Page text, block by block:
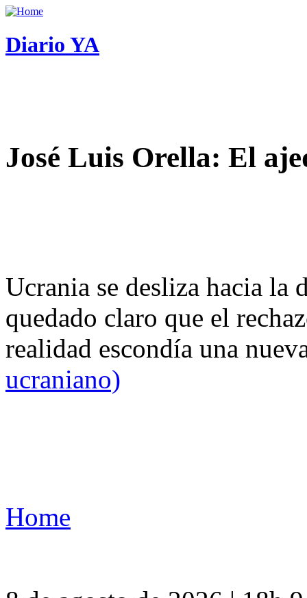
Diario YA
José Luis Orella: El
Ucrania se desliza hacia
quedado claro que el
realidad escondía una
ucraniano)
Home